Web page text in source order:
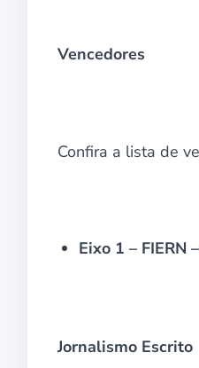
Vencedores
Confira a lista de
Eixo 1 – FIERN
Jornalismo Escrito